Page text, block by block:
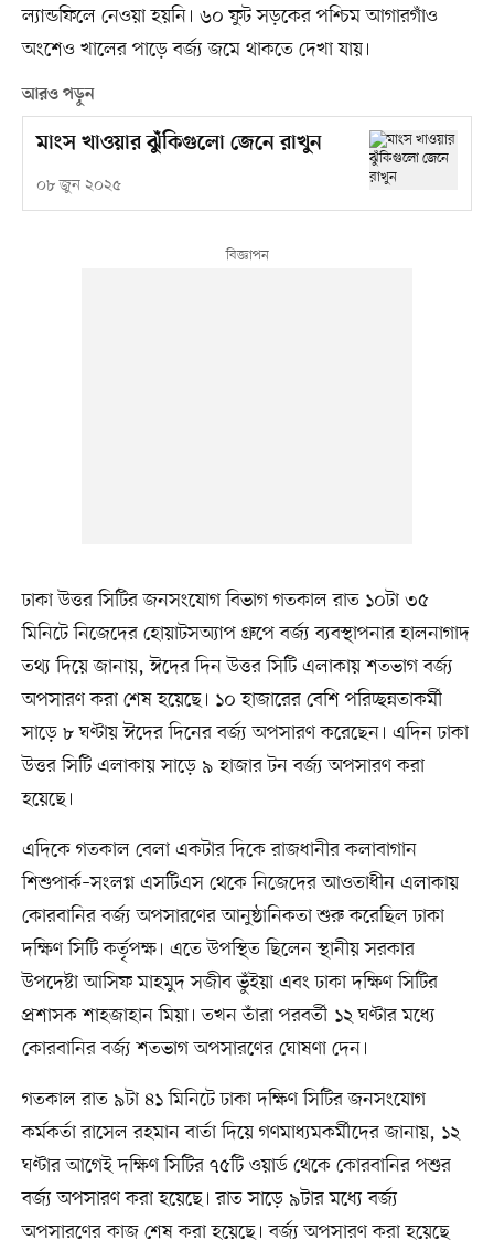
ল্যান্ডফিলে নেওয়া হয়নি। ৬০ ফুট সড়কের পশ্চিম আগারগাঁও
অংশেও খালের পাড়ে বর্জ্য জমে থাকতে দেখা যায়।
আরও পড়ুন
মাংস খাওয়ার ঝুঁকিগুলো জেনে রাখুন
০৮ জুন ২০২৫
ঢাকা উত্তর সিটির জনসংযোগ বিভাগ গতকাল রাত ১০টা ৩৫
মিনিটে নিজেদের হোয়াটসঅ্যাপ গ্রুপে বর্জ্য ব্যবস্থাপনার হালনাগাদ
তথ্য দিয়ে জানায়, ঈদের দিন উত্তর সিটি এলাকায় শতভাগ বর্জ্য
অপসারণ করা শেষ হয়েছে। ১০ হাজারের বেশি পরিচ্ছন্নতাকর্মী
সাড়ে ৮ ঘণ্টায় ঈদের দিনের বর্জ্য অপসারণ করেছেন। এদিন ঢাকা
উত্তর সিটি এলাকায় সাড়ে ৯ হাজার টন বর্জ্য অপসারণ করা
হয়েছে।
এদিকে গতকাল বেলা একটার দিকে রাজধানীর কলাবাগান
শিশুপার্ক–সংলগ্ন এসটিএস থেকে নিজেদের আওতাধীন এলাকায়
কোরবানির বর্জ্য অপসারণের আনুষ্ঠানিকতা শুরু করেছিল ঢাকা
দক্ষিণ সিটি কর্তৃপক্ষ। এতে উপস্থিত ছিলেন স্থানীয় সরকার
উপদেষ্টা আসিফ মাহমুদ সজীব ভুঁইয়া এবং ঢাকা দক্ষিণ সিটির
প্রশাসক শাহজাহান মিয়া। তখন তাঁরা পরবর্তী ১২ ঘণ্টার মধ্যে
কোরবানির বর্জ্য শতভাগ অপসারণের ঘোষণা দেন।
গতকাল রাত ৯টা ৪১ মিনিটে ঢাকা দক্ষিণ সিটির জনসংযোগ
কর্মকর্তা রাসেল রহমান বার্তা দিয়ে গণমাধ্যমকর্মীদের জানায়, ১২
ঘণ্টার আগেই দক্ষিণ সিটির ৭৫টি ওয়ার্ড থেকে কোরবানির পশুর
বর্জ্য অপসারণ করা হয়েছে। রাত সাড়ে ৯টার মধ্যে বর্জ্য
অপসারণের কাজ শেষ করা হয়েছে। বর্জ্য অপসারণ করা হয়েছে